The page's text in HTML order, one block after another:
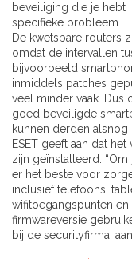
beveiliging die je hebt
specifieke probleem.
De kwetsbare routers
omdat de intervallen
bijvoorbeeld
inmiddels patches
veel minder vaak. Dus
goed beveiligde
kunnen derden
ESET geeft aan dat
zijn geïnstalleerd.
er het beste voor
inclusief telefoons,
wifitoegangspunten
firmwareversie
bij de securityfirma,